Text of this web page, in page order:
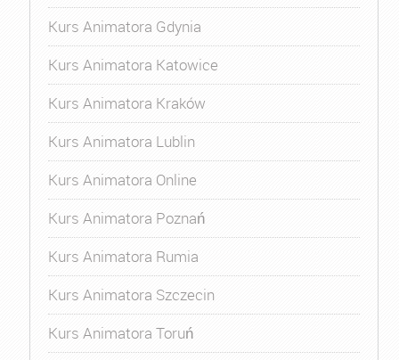
Kurs Animatora Gdynia
Kurs Animatora Katowice
Kurs Animatora Kraków
Kurs Animatora Lublin
Kurs Animatora Online
Kurs Animatora Poznań
Kurs Animatora Rumia
Kurs Animatora Szczecin
Kurs Animatora Toruń